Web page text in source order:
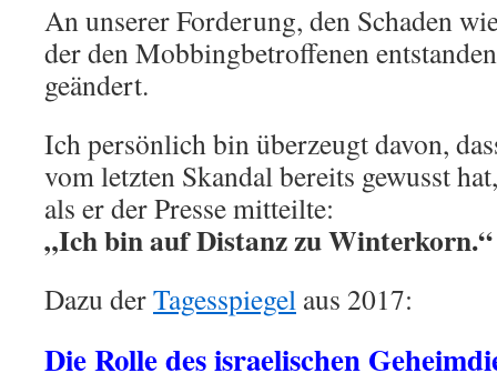
An unserer Forderung, den Schaden
der den Mobbingbetroffenen
geändert.
Ich persönlich bin überzeugt davon,
vom letzten Skandal bereits gewusst hat,
als er der Presse mitteilte:
„Ich bin auf Distanz zu Winterkorn.“
Dazu derTagesspiegel aus 2017:
Die Rolle des israelischen